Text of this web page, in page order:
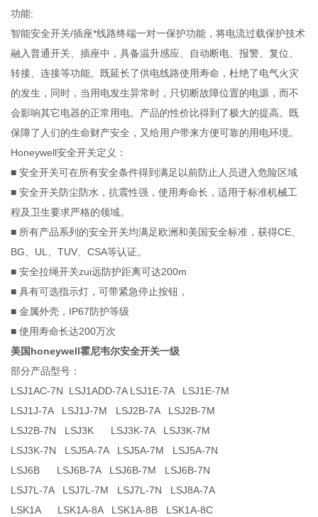
功能:
智能安全开关/插座*线路终端一对一保护功能，将电流过载保护技术
融入普通开关、插座中，具备温升感应、自动断电、报警、复位、
转接、连接等功能。既延长了供电线路使用寿命，杜绝了电气火灾
的发生，同时，当用电发生异常时，只切断故障位置的电源，而不
会影响其它电器的正常用电。产品的性价比得到了极大的提高。既
保障了人们的生命财产安全，又给用户带来方便可靠的用电环境。
Honeywell安全开关定义：
■ 安全开关可在所有安全条件得到满足以前防止人员进入危险区域
■ 安全开关防尘防水，抗震性强，使用寿命长，适用于标准机械工
程及卫生要求严格的领域。
■ 所有产品系列的安全开关均满足欧洲和美国安全标准，获得CE、
BG、UL、TUV、CSA等认证。
■ 安全拉绳开关zui远防护距离可达200m
■ 具有可选指示灯，可带紧急停止按钮，
■ 金属外壳，IP67防护等级
■ 使用寿命长达200万次
美国honeywell霍尼韦尔安全开关一级
部分产品型号：
LSJ1AC-7N LSJ1ADD-7A LSJ1E-7A LSJ1E-7M
LSJ1J-7A LSJ1J-7M LSJ2B-7A LSJ2B-7M
LSJ2B-7N LSJ3K LSJ3K-7A LSJ3K-7M
LSJ3K-7N LSJ5A-7A LSJ5A-7M LSJ5A-7N
LSJ6B LSJ6B-7A LSJ6B-7M LSJ6B-7N
LSJ7L-7A LSJ7L-7M LSJ7L-7N LSJ8A-7A
LSK1A LSK1A-8A LSK1A-8B LSK1A-8C